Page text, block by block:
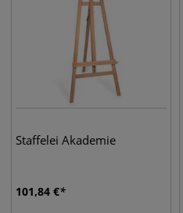
Staffelei Akademie
101,84 €